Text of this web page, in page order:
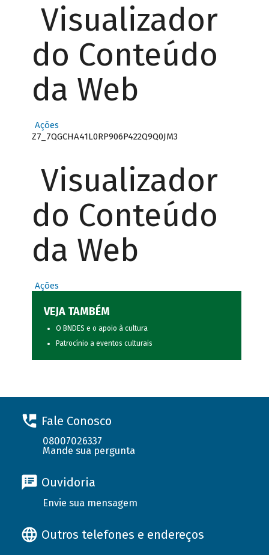
Visualizador
do Conteúdo
da Web
Ações
Z7_7QGCHA41L0RP906P422Q9Q0JM3
Visualizador
do Conteúdo
da Web
Ações
VEJA TAMBÉM
O BNDES e o apoio à cultura
Patrocínio a eventos culturais
Fale Conosco
08007026337
Mande sua pergunta
Ouvidoria
Envie sua mensagem
Outros telefones e endereços